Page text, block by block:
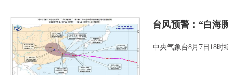
台风预警：“白海
中央气象台8月7日18时